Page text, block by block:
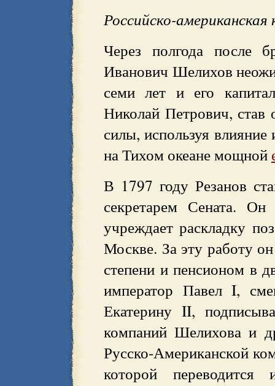
Российско-американская
Через полгода после
Иванович Шелихов
семи лет и его
Николай Петрович, став
силы, используя
на Тихом океане мощной
В 1797 году Резанов
секретарем Сената.
учреждает раскладку
Москве. За эту работу
степени и пенсионом в
император Павел I,
Екатерину II,
компаний Шелихова и
Русско-Американской
которой